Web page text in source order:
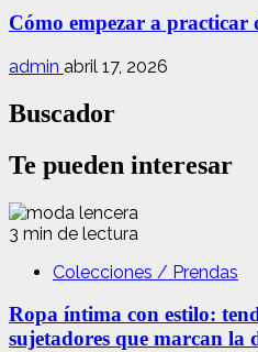
Cómo empezar a practicar
admin abril 17, 2026
Buscador
Te pueden interesar
3 min de lectura
Colecciones / Prendas
Ropa íntima con estilo:
sujetadores que marcan la